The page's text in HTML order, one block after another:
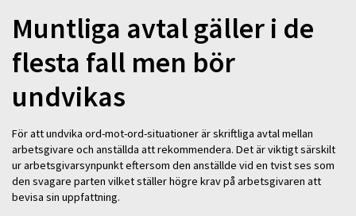
Muntliga avtal gäller i de
flesta fall men bör
undvikas
För att undvika ord-mot-ord-situationer är skriftliga avtal mellan
arbetsgivare och anställda att rekommendera. Det är viktigt särskilt
ur arbetsgivarsynpunkt eftersom den anställde vid en tvist ses som
den svagare parten vilket ställer högre krav på arbetsgivaren att
bevisa sin uppfattning.